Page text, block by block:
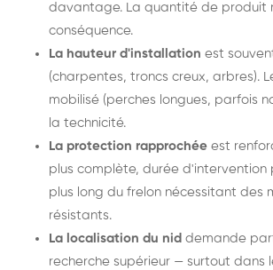
davantage. La quantité de produit
conséquence.
La hauteur d'installation est
(charpentes, troncs creux, arbres).
mobilisé (perches longues, parfois
la technicité.
La protection rapprochée est
plus complète, durée d'intervention
plus long du frelon nécessitant des
résistants.
La localisation du nid demande
recherche supérieur — surtout dans